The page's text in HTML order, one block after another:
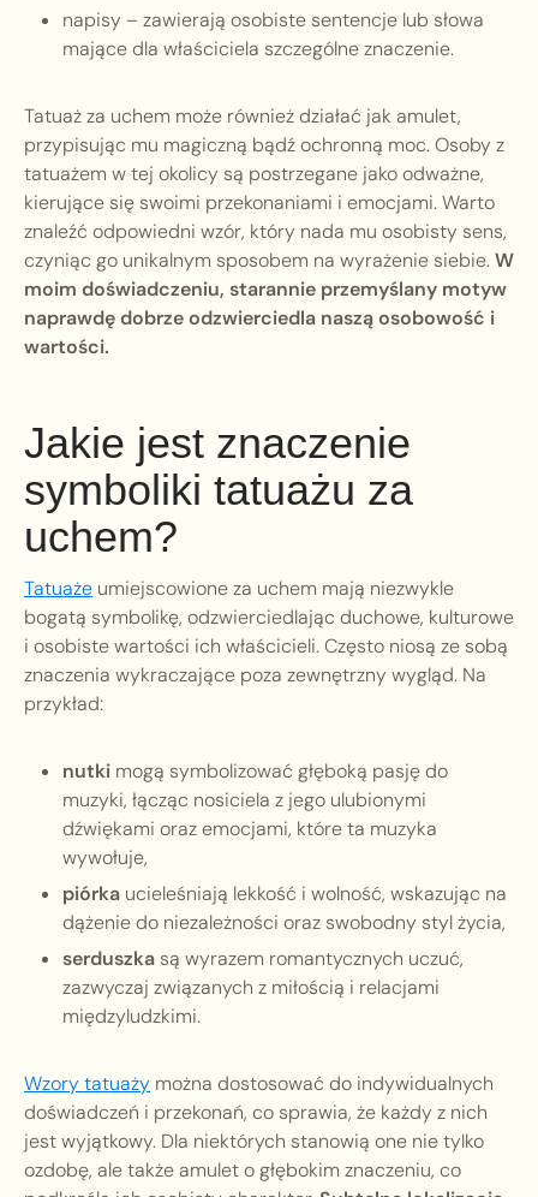
napisy – zawierają osobiste sentencje lub słowa
mające dla właściciela szczególne znaczenie.
Tatuaż za uchem może również działać jak amulet,
przypisując mu magiczną bądź ochronną moc. Osoby z
tatuażem w tej okolicy są postrzegane jako odważne,
kierujące się swoimi przekonaniami i emocjami. Warto
znaleźć odpowiedni wzór, który nada mu osobisty sens,
czyniąc go unikalnym sposobem na wyrażenie siebie.W
moim doświadczeniu, starannie przemyślany motyw
naprawdę dobrze odzwierciedla naszą osobowość i
wartości.
Jakie jest znaczenie
symboliki tatuażu za
uchem?
Tatuaże umiejscowione za uchem mają niezwykle
bogatą symbolikę, odzwierciedlając duchowe, kulturowe
i osobiste wartości ich właścicieli. Często niosą ze sobą
znaczenia wykraczające poza zewnętrzny wygląd. Na
przykład:
nutki mogą symbolizować głęboką pasję do
muzyki, łącząc nosiciela z jego ulubionymi
dźwiękami oraz emocjami, które ta muzyka
wywołuje,
piórka ucieleśniają lekkość i wolność, wskazując na
dążenie do niezależności oraz swobodny styl życia,
serduszka są wyrazem romantycznych uczuć,
zazwyczaj związanych z miłością i relacjami
międzyludzkimi.
Wzory tatuaży można dostosować do indywidualnych
doświadczeń i przekonań, co sprawia, że każdy z nich
jest wyjątkowy. Dla niektórych stanowią one nie tylko
ozdobę, ale także amulet o głębokim znaczeniu, co